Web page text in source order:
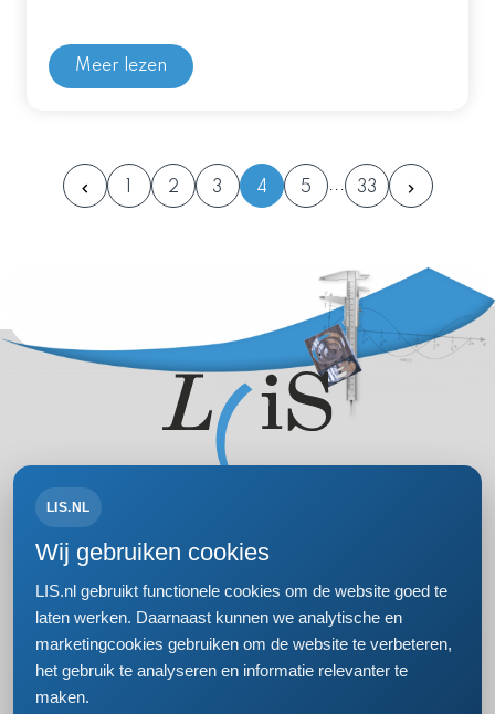
Meer lezen
1 2 3 4 5 33
Volg ons op:
Bezoek- en postadres
Einsteinweg 61
2333 CC Leiden
LIS.NL
Wij gebruiken cookies
LIS.nl gebruikt functionele cookies om de website goed te
laten werken. Daarnaast kunnen we analytische en
marketingcookies gebruiken om de website te verbeteren,
het gebruik te analyseren en informatie relevanter te
maken.